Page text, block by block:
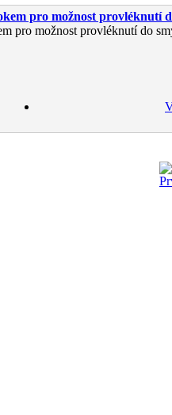
pro možnost provléknutí
pro možnost provléknutí do